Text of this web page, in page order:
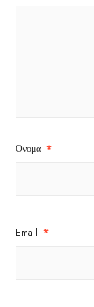
Όνομα *
Email *